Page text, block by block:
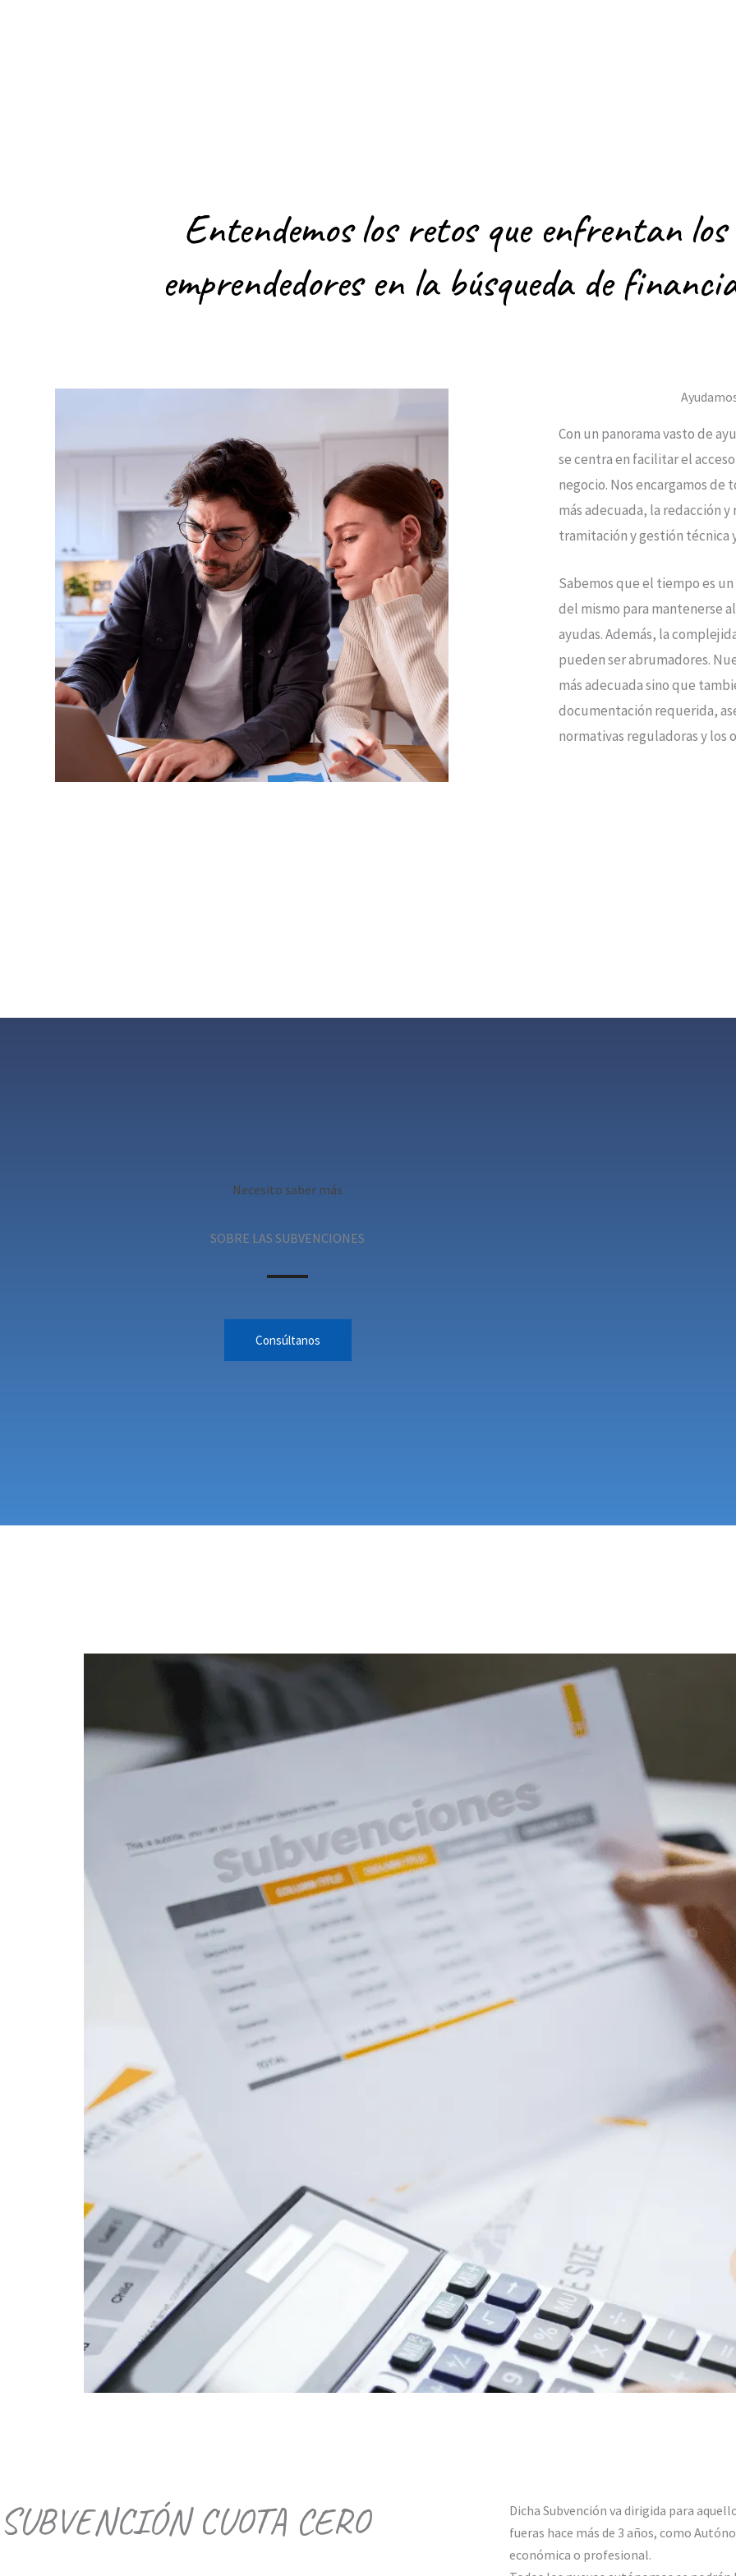
Entendemos los retos que enfrentan
emprendedores en la búsqueda de
Con un panorama vasto de
se centra en facilitar el
negocio. Nos encargamos de
más adecuada, la redacción
tramitación y gestión
Sabemos que el tiempo es
del mismo para mantenerse
ayudas. Además, la
pueden ser abrumadores.
más adecuada sino que
documentación requerida,
normativas reguladoras y los
Necesito saber más
SOBRE LAS SUBVENCIONES
Consúltanos
SUBVENCIÓN CUOTA CERO
Dicha Subvención va dirigida para
fueras hace más de 3 años, como
económica o profesional.